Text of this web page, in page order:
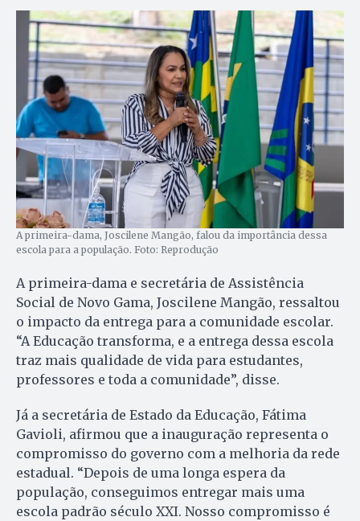
A primeira-dama, Joscilene Mangão, falou da importância dessa
escola para a população. Foto: Reprodução
A primeira-dama e secretária de Assistência
Social de Novo Gama, Joscilene Mangão, ressaltou
o impacto da entrega para a comunidade escolar.
“A Educação transforma, e a entrega dessa escola
traz mais qualidade de vida para estudantes,
professores e toda a comunidade”, disse.
Já a secretária de Estado da Educação, Fátima
Gavioli, afirmou que a inauguração representa o
compromisso do governo com a melhoria da rede
estadual. “Depois de uma longa espera da
população, conseguimos entregar mais uma
escola padrão século XXI. Nosso compromisso é